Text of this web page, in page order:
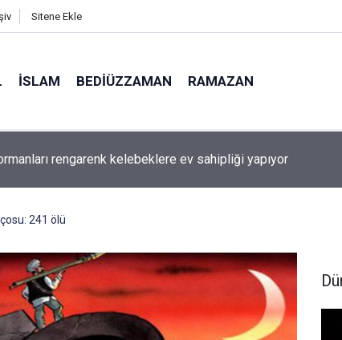
Sitene Ekle
İSLAM BEDIÜZZAMAN RAMAZAN
rengarenk kelebeklere ev sahipliği yapıyor
241 ölü